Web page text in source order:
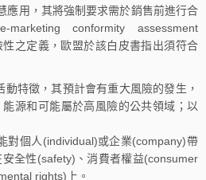
應用，其將強制要求需於銷售前進行合
conformity assessment
之定義，歐盟於該白皮書指出須符合
特徵，其預計會有重大風險的發生，
源和可能屬於高風險的公共領域；以
對個人(individual)或企業(company)帶
全性(safety)、消費者權益(consumer
rights)上。